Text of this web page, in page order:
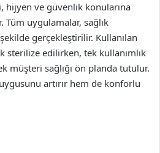
hijyen ve güvenlik konularına
uygulamalar, sağlık
gerçekleştirilir. Kullanılan
sterilize edilirken, tek kullanımlık
müşteri sağlığı ön planda tutulur.
artırır hem de konforlu